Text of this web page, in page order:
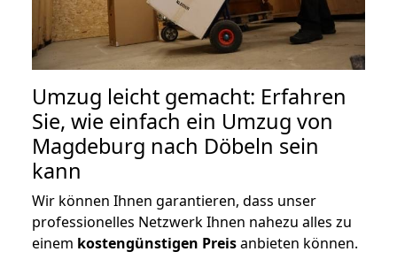
Umzug leicht gemacht: Erfahren
Sie, wie einfach ein Umzug von
Magdeburg nach Döbeln sein
kann
Wir können Ihnen garantieren, dass unser
professionelles Netzwerk Ihnen nahezu alles zu
einem kostengünstigen Preisanbieten können.